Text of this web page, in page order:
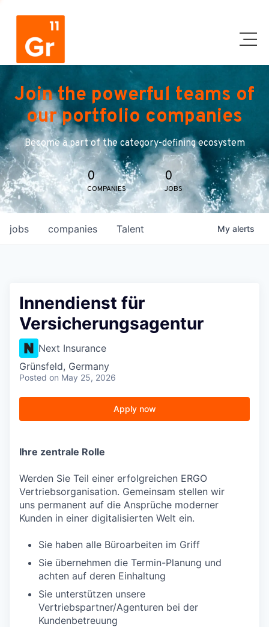
Join the powerful teams of
our portfolio companies
Become a part of the category-defining ecosystem
0
COMPANIES
0
JOBS
jobs companies Talent My alerts
Innendienst für
Versicherungsagentur
Next Insurance
Grünsfeld, Germany
Posted on May 25, 2026
Apply now
Ihre zentrale Rolle
Werden Sie Teil einer erfolgreichen ERGO
Vertriebsorganisation. Gemeinsam stellen wir
uns permanent auf die Ansprüche moderner
Kunden in einer digitalisierten Welt ein.
Sie haben alle Büroarbeiten im Griff
Sie übernehmen die Termin-Planung und
achten auf deren Einhaltung
Sie unterstützen unsere
Vertriebspartner/Agenturen bei der
Kundenbetreuung